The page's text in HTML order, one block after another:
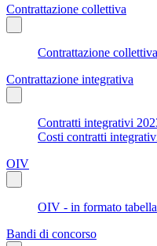
Contrattazione collettiva
Contrattazione collettiva
Contrattazione integrativa
Contratti integrativi
Costi contratti
OIV
OIV - in formato
Bandi di concorso